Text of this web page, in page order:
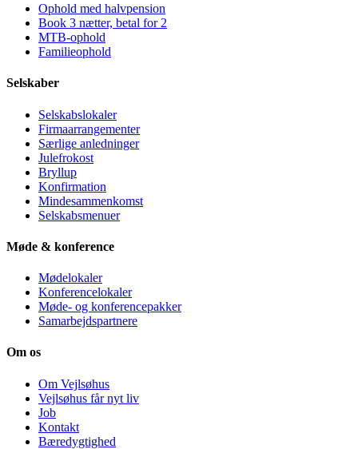
Ophold med halvpension
Book 3 nætter, betal for 2
MTB-ophold
Familie­ophold
Selskaber
Selskabslokaler
Firmaarrangementer
Særlige anledninger
Julefrokost
Bryllup
Konfirmation
Mindesammenkomst
Selskabsmenuer
Møde & konference
Mødelokaler
Konference­lokaler
Møde- og konferencepakker
Samarbejdspartnere
Om os
Om Vejlsøhus
Vejlsøhus får nyt liv
Job
Kontakt
Bæredygtighed